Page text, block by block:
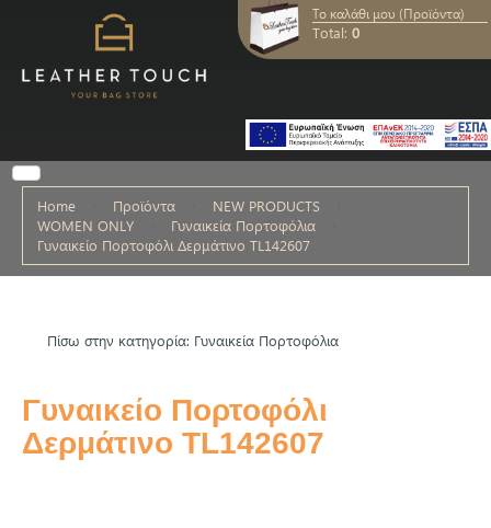
Το καλάθι μου (Προϊόντα)
Total: 0
Home Προϊόντα
NEW PRODUCTS
WOMEN ONLY
Γυναικεία Πορτοφόλια
Γυναικείο Πορτοφόλι Δερμάτινο TL142607
Πίσω στην κατηγορία: Γυναικεία Πορτοφόλια
Γυναικείο Πορτοφόλι
Δερμάτινο TL142607